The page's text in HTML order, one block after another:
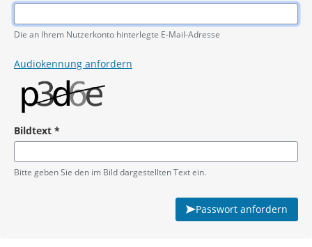
Pflichtangabe
Die an Ihrem Nutzerkonto hinterlegte E-Mail-Adresse
Audiokennung anfordern
Bildtext *
Pflichtangabe
Bitte geben Sie den im Bild dargestellten Text ein.
Passwort anfordern